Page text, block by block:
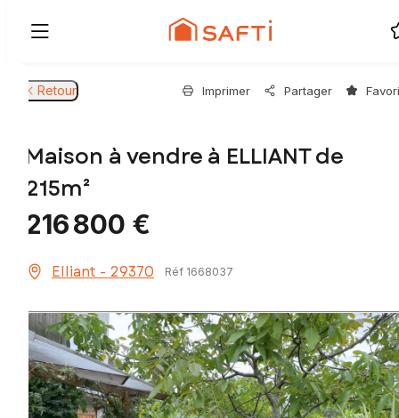
Retour Imprimer Partager
Maison à vendre à ELLIANT de
215m²
216 800 €
Elliant - 29370 Réf 1668037